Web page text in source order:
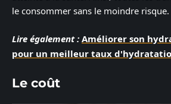
le consommer sans le moindre risque.
Lire également : Améliorer son
pour un meilleur taux
Le coût